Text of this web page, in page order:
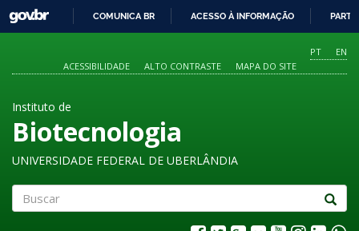
O
CONTEÚDO
GOVBR
COMUNICA BR ACESSO À INFORMAÇÃO
PT
EN
ACESSIBILIDADE
ALTO CONTRASTE MAPA DO SITE
Instituto de
Biotecnologia
UNIVERSIDADE FEDERAL DE UBERLÂNDIA